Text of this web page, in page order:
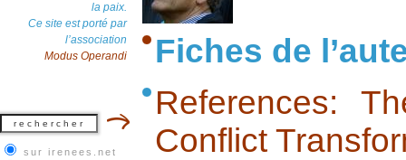
la paix.
Ce site est porté par
l’association
Modus Operandi
sur irenees.net
Fiches de
References:
Conflict